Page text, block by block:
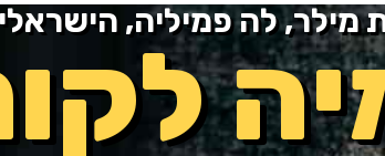
מילר, לה פמיליה,